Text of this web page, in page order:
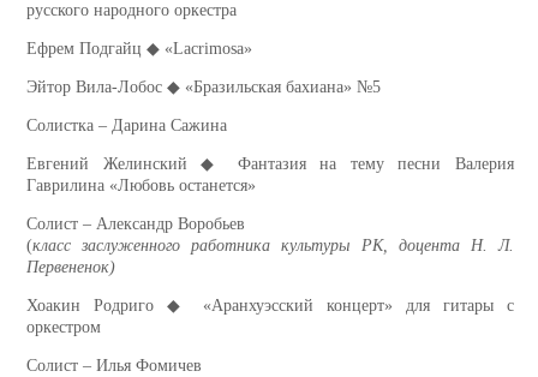
русского народного оркестра
Ефрем Подгайц ◆ «Lacrimosa»
Эйтор Вила-Лобос ◆ «Бразильская бахиана» №5
Солистка – Дарина Сажина
Евгений Желинский ◆ Фантазия на тему песни Валерия
Гаврилина «Любовь останется»
Солист – Александр Воробьев
(класс заслуженного работника культуры РК, доцента Н. Л.
Первененок)
Хоакин Родриго ◆ «Аранхуэсский концерт» для гитары с
оркестром
Солист – Илья Фомичев